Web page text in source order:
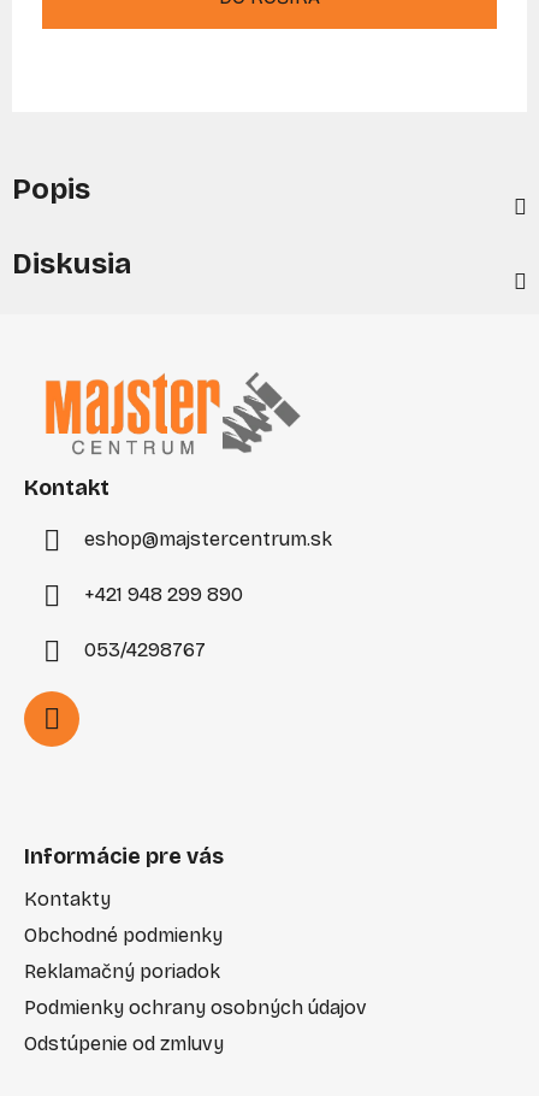
Popis
Diskusia
Kontakt
eshop@majstercentrum.sk
+421 948 299 890
053/4298767
Informácie pre vás
Kontakty
Obchodné podmienky
Reklamačný poriadok
Podmienky ochrany osobných údajov
Odstúpenie od zmluvy